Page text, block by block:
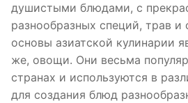
душистыми блюдами, с
разнообразных специй, трав
основы азиатской кулинарии
же, овощи. Они весьма
странах и используются в
для создания блюд